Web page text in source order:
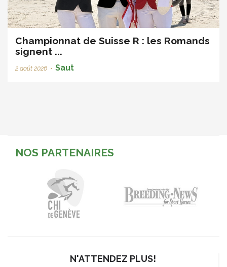
Championnat de Suisse R : les Romands
signent ...
2 août 2026 • Saut
NOS PARTENAIRES
N'ATTENDEZ PLUS!